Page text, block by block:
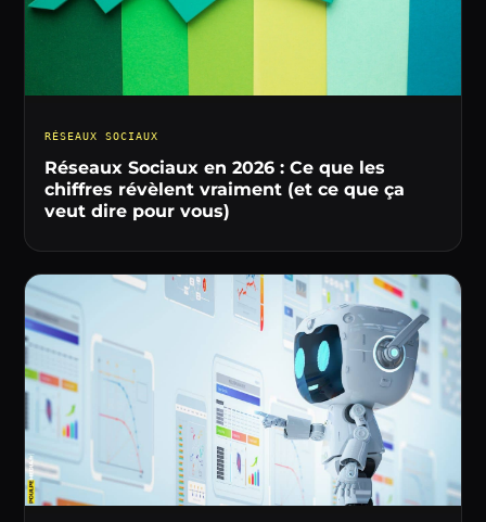
RÉSEAUX SOCIAUX
Réseaux Sociaux en 2026 : Ce que les
chiffres révèlent vraiment (et ce que ça
veut dire pour vous)